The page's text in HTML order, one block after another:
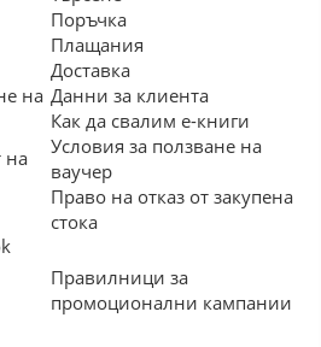
на
на
Поръчка
Плащания
Доставка
Данни за клиента
Как да свалим е-книги
Условия за ползване на
ваучер
Право на отказ от закупена
стока
Правилници за
промоционални кампании